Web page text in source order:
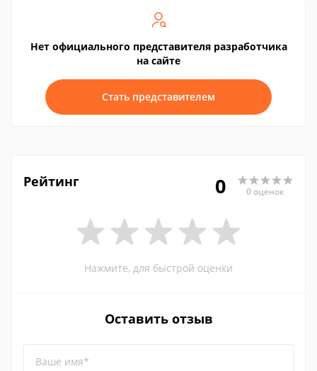
Нет официального представителя разработчика
на сайте
Стать представителем
Рейтинг 0 0 оценок
Нажмите, для быстрой оценки
Оставить отзыв
Ваше имя*